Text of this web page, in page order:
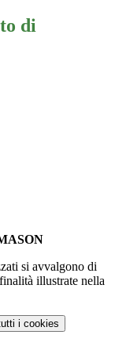
di
si avvalgono di
illustrate nella
i cookies